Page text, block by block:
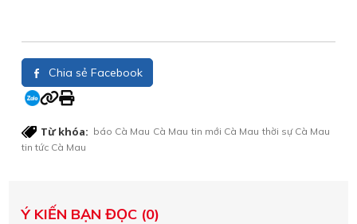
Chia sẻ Facebook
Từ khóa: báo Cà Mau Cà Mau tin mới Cà Mau thời sự Cà Mau
tin tức Cà Mau
Ý KIẾN BẠN ĐỌC (0)